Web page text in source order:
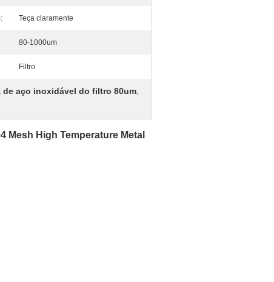
Teça claramente
80-1000um
Filtro
de aço inoxidável do filtro 80um,
Mesh High Temperature Metal